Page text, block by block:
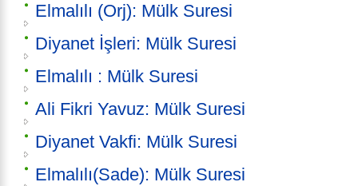
Elmalılı (Orj): Mülk Suresi
Diyanet İşleri: Mülk Suresi
Elmalılı : Mülk Suresi
Ali Fikri Yavuz: Mülk Suresi
Diyanet Vakfi: Mülk Suresi
Elmalılı(Sade): Mülk Suresi